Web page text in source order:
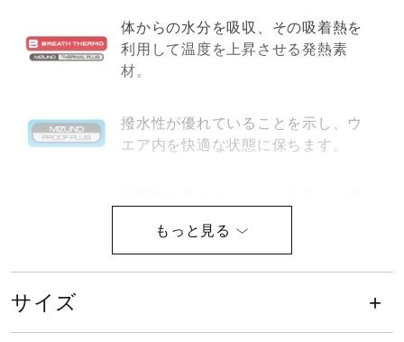
ジュニア／キッズ
メディカル
コラボ／ライセンス
セール
体からの水分を吸収、その吸着熱を
利用して温度を上昇させる発熱素
材。
撥水性が優れていることを示し、ウ
エア内を快適な状態に保ちます。
態に保ちます。
サイズ
サイズ